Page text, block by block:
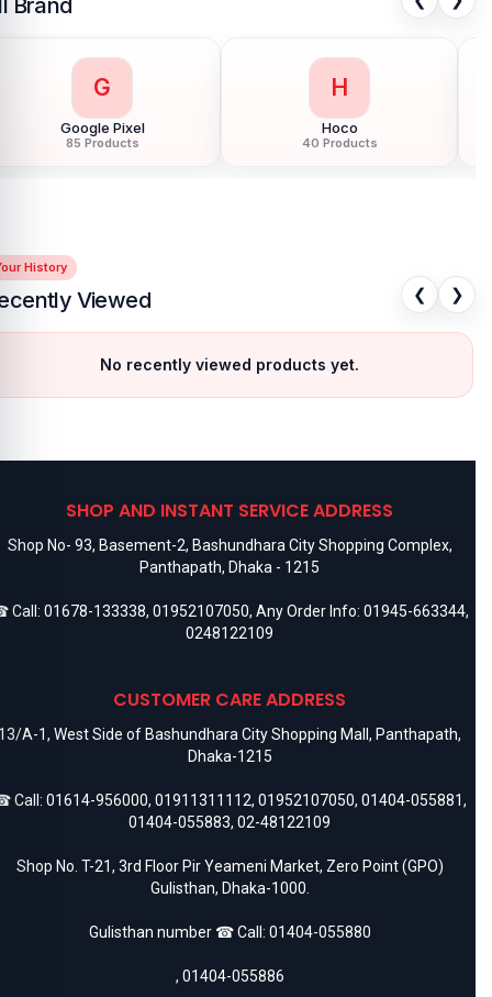
G
Google Pixel
85 Products
H
Hoco
40 Products
History
Viewed ❮ ❯
No recently viewed products yet.
SHOP AND INSTANT SERVICE ADDRESS
Shop No- 93, Basement-2, Bashundhara City Shopping Complex,
Panthapath, Dhaka - 1215
Call: 01678-133338, 01952107050, Any Order Info: 01945-663344,
0248122109
CUSTOMER CARE ADDRESS
A-1, West Side of Bashundhara City Shopping Mall, Panthapath,
Dhaka-1215
Call: 01614-956000, 01911311112, 01952107050, 01404-055881,
01404-055883, 02-48122109
Shop No. T-21, 3rd Floor Pir Yeameni Market, Zero Point (GPO)
Gulisthan, Dhaka-1000.
Gulisthan number ☎ Call: 01404-055880
, 01404-055886